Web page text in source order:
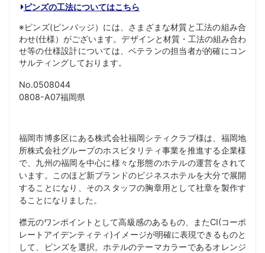
ピンズの工法についてはこちら
※ピンズ(ピンバッジ）には、さまざまな材質と工法の組み合
わせ(仕様）がございます。デザインと材質・工法の組み合わ
せ等の仕様設計については、ベテランの担当者が的確にコン
サルティングしております。
No.0508044
0808-A07福岡県
福岡市博多区にある株式会社福岡シティクラブ様は、福岡地
所株式会社グループのホスピタリティ事業を推進する企業様
で、九州の福岡を中心に様々な形態のホテルの運営をされて
います。このほど新ブランドのビジネスホテルを大分で展開
することになり、そのスタッフの胸章用として社章を製作す
ることになりました。
襟元のワンポイントとして高級感のあるもの、またCI(コーポ
レートアイデンティティ)イメージが明確に表現できるものと
して、ピンズを選択。ホテルのテーマカラーであるオレンジ